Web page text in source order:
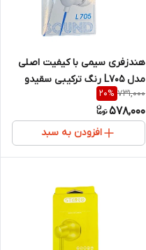
هندزفری سیمی با کیفیت اصلی
مدل L705 رنگ ترکیبی سقیدو
آبی
731,000
20%
578,000
افزودن به سبد